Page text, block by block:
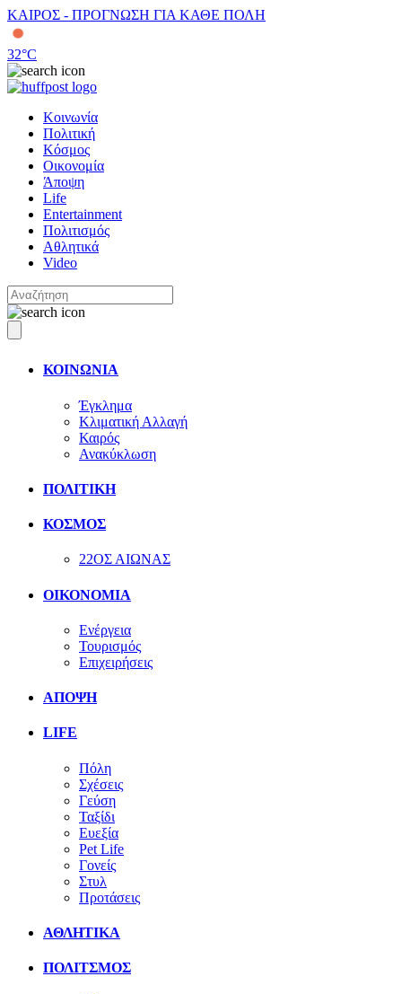
ΚΑΙΡΟΣ - ΠΡΟΓΝΩΣΗ ΓΙΑ ΚΑΘΕ ΠΟΛΗ
32°C
Κοινωνία
Πολιτική
Κόσμος
Οικονομία
Άποψη
Life
Entertainment
Πολιτισμός
Αθλητικά
Video
ΚΟΙΝΩΝΙΑ
Έγκλημα
Κλιματική Αλλαγή
Καιρός
Ανακύκλωση
ΠΟΛΙΤΙΚΗ
ΚΟΣΜΟΣ
22ΟΣ ΑΙΩΝΑΣ
ΟΙΚΟΝΟΜΙΑ
Ενέργεια
Τουρισμός
Επιχειρήσεις
ΑΠΟΨΗ
LIFE
Πόλη
Σχέσεις
Γεύση
Ταξίδι
Ευεξία
Pet Life
Γονείς
Στυλ
Προτάσεις
ΑΘΛΗΤΙΚΑ
ΠΟΛΙΤΣΜΟΣ